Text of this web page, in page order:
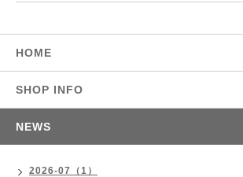
HOME
SHOP INFO
NEWS
2026-07（1）